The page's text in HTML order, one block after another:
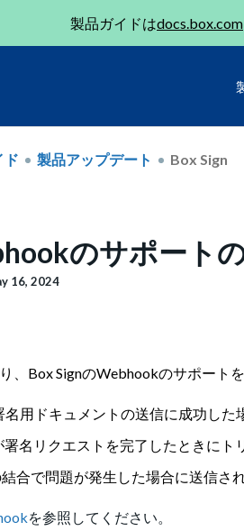
製品ガイドはdocs.box.com
ド 製品アップデート Box Sign
のサポート
16, 2024
、Box SignのWebhookのサポートを
名用ドキュメントの送信に成功し
署名リクエストを完了したときにト
合で問題が発生した場合に送信さ
を参照してください。